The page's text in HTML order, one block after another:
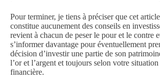
Pour terminer, je tiens à préciser que cet
constitue aucunement des conseils en
revient à chacun de peser le pour et le contre
s’informer davantage pour éventuellement
décision d’investir une partie de son
l’or et l’argent et toujours selon votre situation
financière.